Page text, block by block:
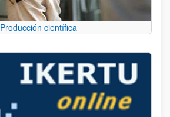
Producción científica